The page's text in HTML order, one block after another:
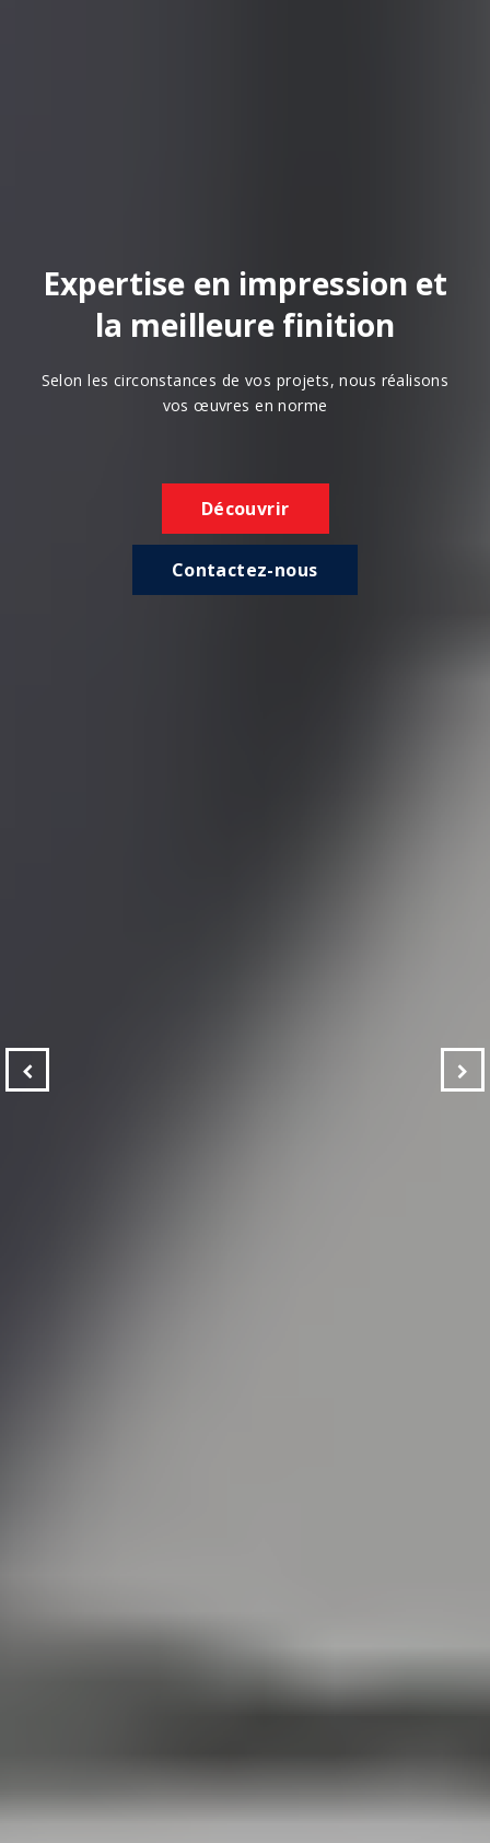
Expertise en impression et
la meilleure finition
Selon les circonstances de vos projets, nous réalisons
vos œuvres en norme
Découvrir
Contactez-nous